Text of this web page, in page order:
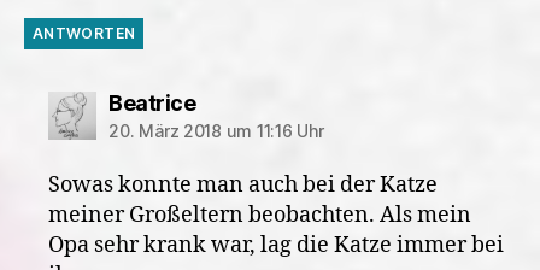
ANTWORTEN
Beatricesagt:
20. März 2018 um 11:16 Uhr
Sowas konnte man auch bei der Katze
meiner Großeltern beobachten. Als mein
Opa sehr krank war, lag die Katze immer bei